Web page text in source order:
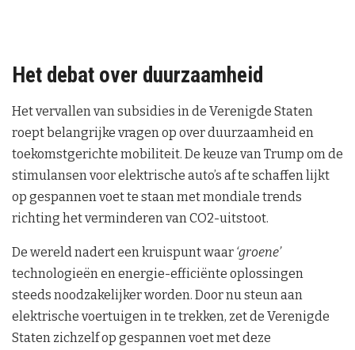
Het debat over duurzaamheid
Het vervallen van subsidies in de Verenigde Staten
roept belangrijke vragen op over duurzaamheid en
toekomstgerichte mobiliteit. De keuze van Trump om de
stimulansen voor elektrische auto’s af te schaffen lijkt
op gespannen voet te staan met mondiale trends
richting het verminderen van CO2-uitstoot.
De wereld nadert een kruispunt waar ‘groene’
technologieën en energie-efficiënte oplossingen
steeds noodzakelijker worden. Door nu steun aan
elektrische voertuigen in te trekken, zet de Verenigde
Staten zichzelf op gespannen voet met deze